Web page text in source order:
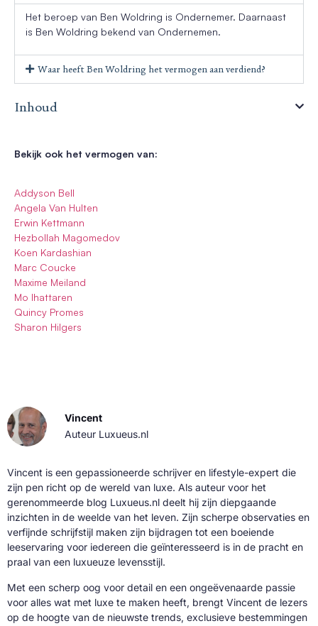
Het beroep van Ben Woldring is Ondernemer. Daarnaast
is Ben Woldring bekend van Ondernemen.
Waar heeft Ben Woldring het vermogen aan verdiend?
Inhoud
Bekijk ook het vermogen van:
Addyson Bell
Angela Van Hulten
Erwin Kettmann
Hezbollah Magomedov
Koen Kardashian
Marc Coucke
Maxime Meiland
Mo Ihattaren
Quincy Promes
Sharon Hilgers
Vincent
Auteur Luxueus.nl
Vincent is een gepassioneerde schrijver en lifestyle-expert die
zijn pen richt op de wereld van luxe. Als auteur voor het
gerenommeerde blog Luxueus.nl deelt hij zijn diepgaande
inzichten in de weelde van het leven. Zijn scherpe observaties en
verfijnde schrijfstijl maken zijn bijdragen tot een boeiende
leeservaring voor iedereen die geïnteresseerd is in de pracht en
praal van een luxueuze levensstijl.
Met een scherp oog voor detail en een ongeëvenaarde passie
voor alles wat met luxe te maken heeft, brengt Vincent de lezers
op de hoogte van de nieuwste trends, exclusieve bestemmingen